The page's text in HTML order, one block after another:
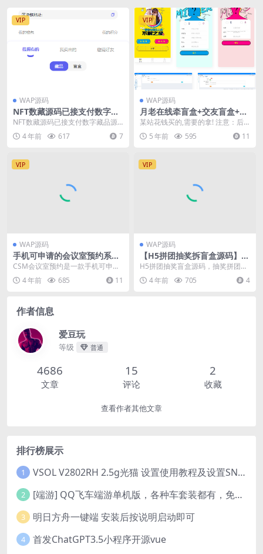
VIP
WAP源码
NFT数藏源码已接支付数字藏
品源码
NFT数藏源码已接支付数字藏品源
码 ID:74704
4 年前 617 7
VIP
WAP源码
月老在线牵盲盒+交友盲盒+一
元交友+小纸条盲盒+交友匹配
+同城交友小程序源码
某站花钱买的,需要的拿! 注意：后
端环境需要php7.3 1.支持流量主或
者用户...
5 年前 595 11
VIP
WAP源码
手机可申请的会议室预约系统
源码
CSM会议室预约是一款手机可申请
的会议室预约系统，适合企业版用
户 这个是一款适支...
4 年前 685 11
VIP
WAP源码
【H5拼团抽奖拆盲盒源码】价
值几万的H5拼团抽奖拆盲盒源
码，拆盲盒模式源码
H5拼团抽奖盲盒源码，抽奖拼团玩
法，三个房间，每个房间的价格不
一样，比如1000...
4 年前 705 4
作者信息
爱豆玩
等级 普通
4686
文章
15
评论
2
收藏
查看作者其他文章
排行榜展示
1 VSOL V2802RH 2.5g光猫 设置使用教程及设置SN教程-附带稳定固件使用手册等
2 [端游] QQ飞车端游单机版，各种车套装都有，免虚拟机
3 明日方舟一键端 安装后按说明启动即可
4 首发ChatGPT3.5小程序开源vue